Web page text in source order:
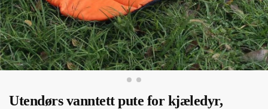
Utendørs vanntett pute for kjæledyr,